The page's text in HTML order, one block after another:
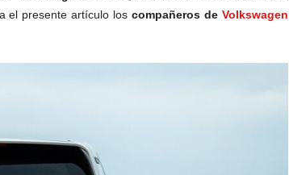
el presente artículo los compañeros de Volkswagen